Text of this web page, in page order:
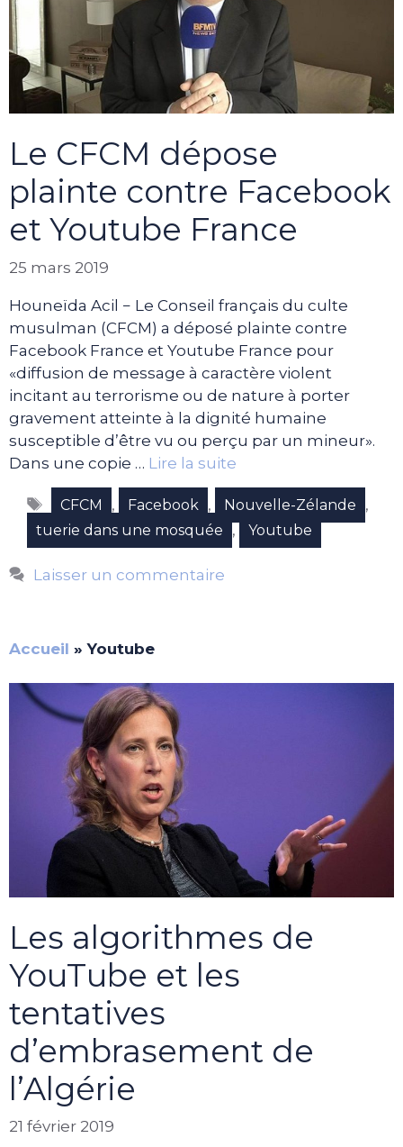
Le CFCM dépose
plainte contre Facebook
et Youtube France
25 mars 2019
Houneïda Acil − Le Conseil français du culte
musulman (CFCM) a déposé plainte contre
Facebook France et Youtube France pour
«diffusion de message à caractère violent
incitant au terrorisme ou de nature à porter
gravement atteinte à la dignité humaine
susceptible d’être vu ou perçu par un mineur».
Dans une copie … Lire la suite
Étiquettes
CFCM , Facebook , Nouvelle-Zélande ,
tuerie dans une mosquée , Youtube
Laisser un commentaire
Accueil »Youtube
Les algorithmes de
YouTube et les
tentatives
d’embrasement de
l’Algérie
21 février 2019